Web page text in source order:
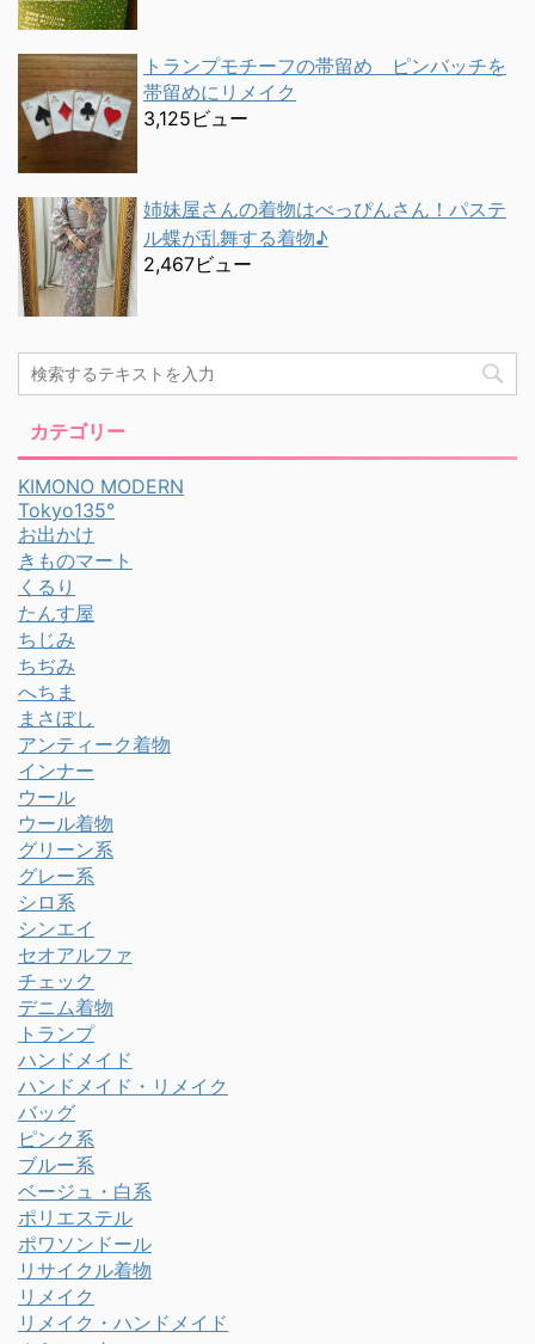
トランプモチーフの帯留め ピンバッチを
帯留めにリメイク
3,125ビュー
姉妹屋さんの着物はべっぴんさん！パステ
ル蝶が乱舞する着物♪
2,467ビュー
カテゴリー
KIMONO MODERN
Tokyo135°
お出かけ
きものマート
くるり
たんす屋
ちじみ
ちぢみ
へちま
まさぼし
アンティーク着物
インナー
ウール
ウール着物
グリーン系
グレー系
シロ系
シンエイ
セオアルファ
チェック
デニム着物
トランプ
ハンドメイド
ハンドメイド・リメイク
バッグ
ピンク系
ブルー系
ベージュ・白系
ポリエステル
ポワソンドール
リサイクル着物
リメイク
リメイク・ハンドメイド